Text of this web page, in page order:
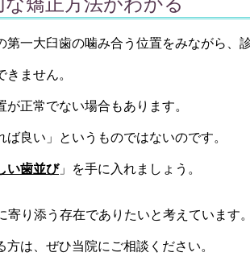
一大臼歯の噛み合う位置をみながら、
ません。
正常でない場合もあります。
良い」というものではないのです。
い歯並び」を手に入れましょう。
り添う存在でありたいと考えています。
は、ぜひ当院にご相談ください。